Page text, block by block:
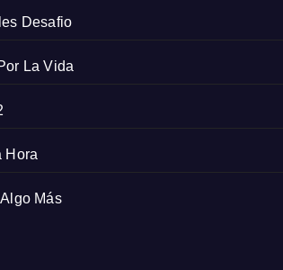
Desafio
La Vida
Hora
Más